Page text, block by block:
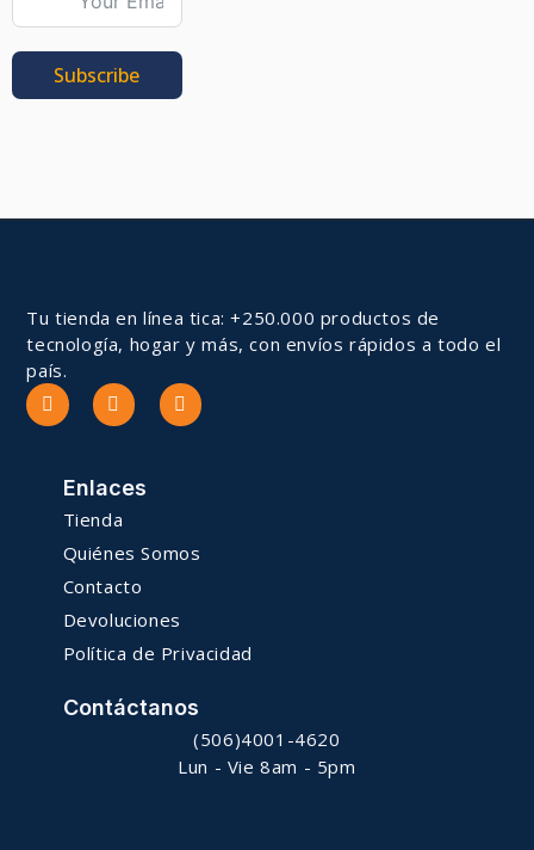
Subscribe
Tu tienda en línea tica: +250.000 productos de
tecnología, hogar y más, con envíos rápidos a todo el
país.
Enlaces
Tienda
Quiénes Somos
Contacto
Devoluciones
Política de Privacidad
Contáctanos
(506)4001-4620
Lun - Vie 8am - 5pm